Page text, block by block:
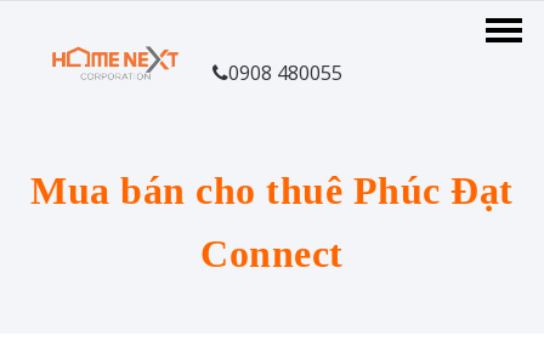
0908 480055
Mua bán cho thuê Phúc Đạt
Connect